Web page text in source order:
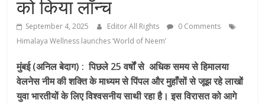
को किया लॉन्च
September 4, 2025 Editor All Rights
0 Comments
Himalaya Wellness launches ‘World of Neem’
मुंबई (अनिल बेदाग) : पिछले 25 वर्षों से अधिक समय से हिमालया
वेलनेस नीम की शक्ति के माध्यम से पिंपल और मुहाँसों से जूझ रहे लाखों
युवा भारतीयों के लिए विश्वसनीय साथी रहा है। इस विरासत को आगे